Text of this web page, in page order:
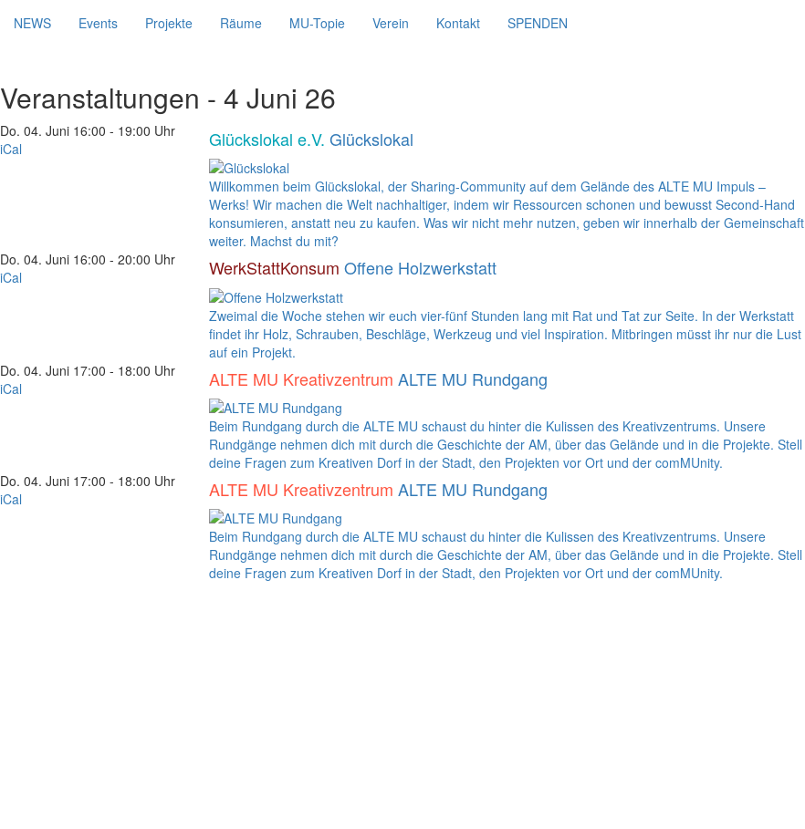
NEWS Events Projekte Räume MU-Topie Verein Kontakt SPENDEN
Veranstaltungen - 4 Juni 26
Do. 04. Juni 16:00 - 19:00 Uhr
iCal
Glückslokal e.V. Glückslokal
Willkommen beim Glückslokal, der Sharing-Community auf dem Gelände des ALTE MU Impuls –
Werks! Wir machen die Welt nachhaltiger, indem wir Ressourcen schonen und bewusst Second-Hand
konsumieren, anstatt neu zu kaufen. Was wir nicht mehr nutzen, geben wir innerhalb der Gemeinschaft
weiter. Machst du mit?
Do. 04. Juni 16:00 - 20:00 Uhr
iCal
WerkStattKonsum Offene Holzwerkstatt
Zweimal die Woche stehen wir euch vier-fünf Stunden lang mit Rat und Tat zur Seite. In der Werkstatt
findet ihr Holz, Schrauben, Beschläge, Werkzeug und viel Inspiration. Mitbringen müsst ihr nur die Lust
auf ein Projekt.
Do. 04. Juni 17:00 - 18:00 Uhr
iCal
ALTE MU Kreativzentrum ALTE MU Rundgang
Beim Rundgang durch die ALTE MU schaust du hinter die Kulissen des Kreativzentrums. Unsere
Rundgänge nehmen dich mit durch die Geschichte der AM, über das Gelände und in die Projekte. Stell
deine Fragen zum Kreativen Dorf in der Stadt, den Projekten vor Ort und der comMUnity.
Do. 04. Juni 17:00 - 18:00 Uhr
iCal
ALTE MU Kreativzentrum ALTE MU Rundgang
Beim Rundgang durch die ALTE MU schaust du hinter die Kulissen des Kreativzentrums. Unsere
Rundgänge nehmen dich mit durch die Geschichte der AM, über das Gelände und in die Projekte. Stell
deine Fragen zum Kreativen Dorf in der Stadt, den Projekten vor Ort und der comMUnity.